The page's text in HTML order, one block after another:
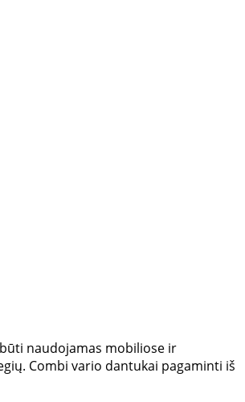
naudojamas mobiliose ir
Combi vario dantukai pagaminti iš